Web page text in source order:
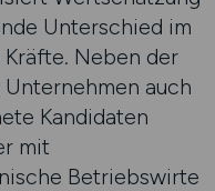
Unterschied im
Neben der
auch
Kandidaten
mit
Betriebswirte